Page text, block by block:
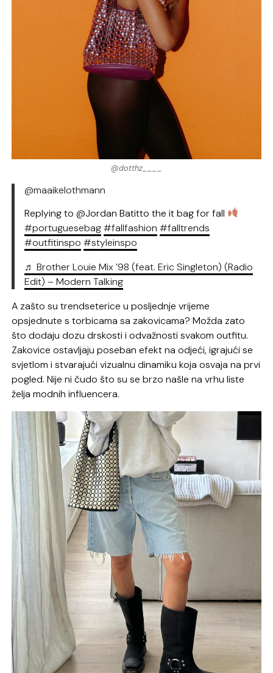
@dotthz____
@maaikelothmann
Replying to @Jordan Batitto the it bag for fall
#portuguesebag#fallfashion #falltrends
#outfitinspo #styleinspo
♬ Brother Louie Mix ’98 (feat. Eric Singleton) (Radio
Edit) – Modern Talking
A zašto su trendseterice u posljednje vrijeme
opsjednute s torbicama sa zakovicama? Možda zato
što dodaju dozu drskosti i odvažnosti svakom outfitu.
Zakovice ostavljaju poseban efekt na odjeći, igrajući se
svjetlom i stvarajući vizualnu dinamiku koja osvaja na prvi
pogled. Nije ni čudo što su se brzo našle na vrhu liste
želja modnih influencera.